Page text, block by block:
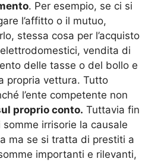
. Per esempio, se ci si
l’affitto o il mutuo,
stessa cosa per l’acquisto
vendita di
delle tasse o del bollo e
propria vettura. Tutto
l’ente competente non
proprio conto. Tuttavia fin
irrisorie la causale
ma se si tratta di prestiti a
importanti e rilevanti,